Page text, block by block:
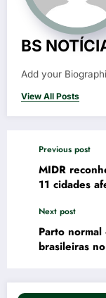
BS
Add your
View All Posts
Previous post
MIDR
11 cidades
Next post
Parto
brasileiras